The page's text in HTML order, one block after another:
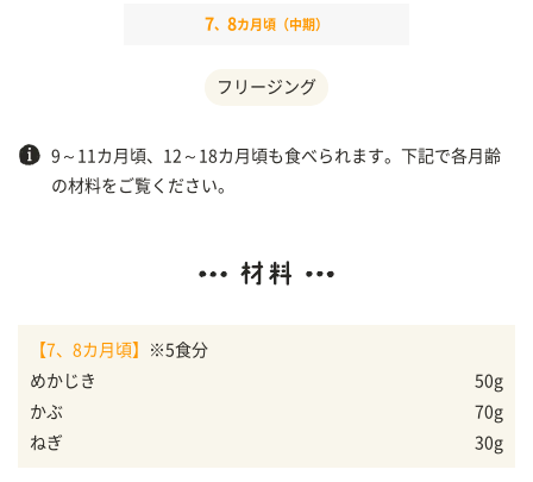
7、 8カ月頃（中期）
フリージング
9～11カ月頃、12～18カ月頃も食べられます。下記で各月齢
の材料をご覧ください。
【7、8カ月頃】
※5食分
めかじき
かぶ
ねぎ
50g
70g
30g